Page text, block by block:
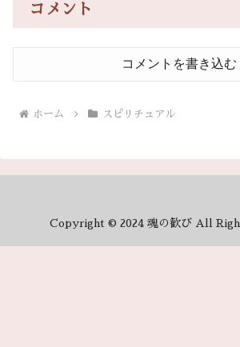
コメント
コメントを書き込む
ホーム スピリチュアル
Copyright © 2024 魂の歓び All